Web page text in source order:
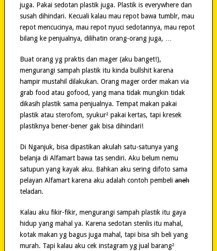
juga. Pakai sedotan plastik juga. Plastik is everywhere dan
susah dihindari. Kecuali kalau mau repot bawa tumblr, mau
repot mencucinya, mau repot nyuci sedotannya, mau repot
bilang ke penjualnya, dilihatin orang-orang juga, …
Buat orang yg praktis dan mager (aku banget!),
mengurangi sampah plastik itu kinda bullshit karena
hampir mustahil dilakukan. Orang mager order makan via
grab food atau gofood, yang mana tidak mungkin tidak
dikasih plastik sama penjualnya. Tempat makan pakai
plastik atau sterofom, syukur² pakai kertas, tapi kresek
plastiknya bener-bener gak bisa dihindari!
Di Nganjuk, bisa dipastikan akulah satu-satunya yang
belanja di Alfamart bawa tas sendiri. Aku belum nemu
satupun yang kayak aku. Bahkan aku sering difoto sama
pelayan Alfamart karena aku adalah contoh pembelianeh
teladan.
Kalau aku fikir-fikir, mengurangi sampah plastik itu gaya
hidup yang mahal ya. Karena sedotan stenlis itu mahal,
kotak makan yg bagus juga mahal, tapi bisa sih beli yang
murah. Tapi kalau aku cek instagram yg jual barang²